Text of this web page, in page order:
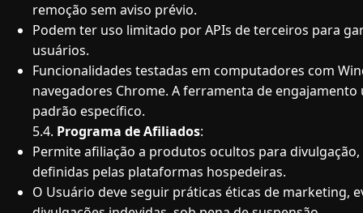
remoção sem aviso prévio.
Podem ter uso limitado por APIs de terceiros para
usuários.
Funcionalidades testadas em computadores com
navegadores Chrome. A ferramenta de
padrão específico.
5.4. Programa de Afiliados:
Permite afiliação a produtos ocultos para
definidas pelas plataformas hospedeiras.
O Usuário deve seguir práticas éticas de marketing,